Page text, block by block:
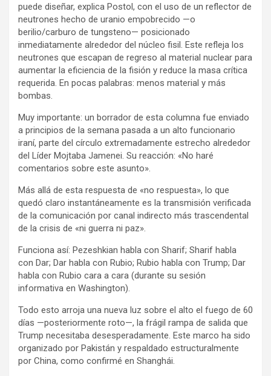
puede diseñar, explica Postol, con el uso de un reflector de
neutrones hecho de uranio empobrecido —o
berilio/carburo de tungsteno— posicionado
inmediatamente alrededor del núcleo fisil. Este refleja los
neutrones que escapan de regreso al material nuclear para
aumentar la eficiencia de la fisión y reduce la masa crítica
requerida. En pocas palabras: menos material y más
bombas.
Muy importante: un borrador de esta columna fue enviado
a principios de la semana pasada a un alto funcionario
iraní, parte del círculo extremadamente estrecho alrededor
del Líder Mojtaba Jamenei. Su reacción: «No haré
comentarios sobre este asunto».
Más allá de esta respuesta de «no respuesta», lo que
quedó claro instantáneamente es la transmisión verificada
de la comunicación por canal indirecto más trascendental
de la crisis de «ni guerra ni paz».
Funciona así: Pezeshkian habla con Sharif; Sharif habla
con Dar; Dar habla con Rubio; Rubio habla con Trump; Dar
habla con Rubio cara a cara (durante su sesión
informativa en Washington).
Todo esto arroja una nueva luz sobre el alto el fuego de 60
días —posteriormente roto—, la frágil rampa de salida que
Trump necesitaba desesperadamente. Este marco ha sido
organizado por Pakistán y respaldado estructuralmente
por China, como confirmé en Shanghái.